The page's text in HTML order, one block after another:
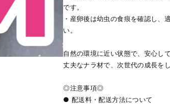
です。
・産卵後は幼虫の食痕を確認し、
い。
自然の環境に近い状態で、安心し
丈夫なナラ材で、次世代の成長を
◎注意事項◎
● 配送料・配送方法について